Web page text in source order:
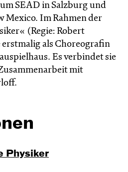
SEAD in Salzburg und
Mexico. Im Rahmen der
(Regie: Robert
als Choreografin
Es verbindet sie
mit
Physiker